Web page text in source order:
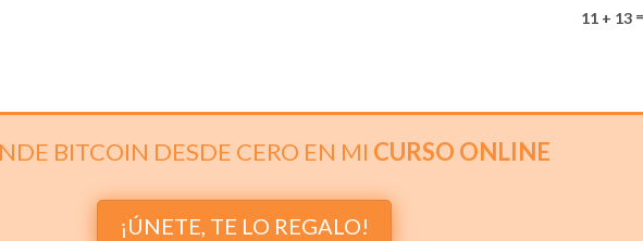
11 + 13=
BITCOIN DESDE CERO EN MI CURSO ONLINE
¡ÚNETE, TE LO REGALO!